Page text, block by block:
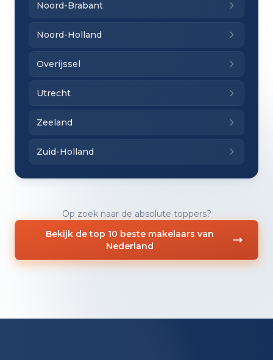
Noord-Brabant
Noord-Holland
Overijssel
Utrecht
Zeeland
Zuid-Holland
Op zoek naar de absolute toppers?
Bekijk de top 10 beste makelaars van
Nederland